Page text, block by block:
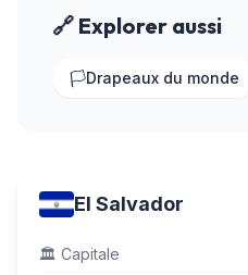
🔗 Explorer aussi
🏳️Drapeaux du monde
El Salvador
🏛️ Capitale